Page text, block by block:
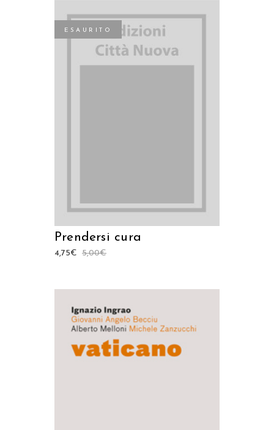
ESAURITO
Prendersi cura
5,00€
4,75€